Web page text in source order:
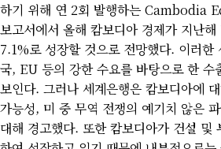
하기 위해 연 2회 발행하는 Cambodia
보고서에서 올해 캄보디아 경제가 지난
7.1%로 성장할 것으로 전망했다. 이러한
국, EU 등의 강한 수요를 바탕으로 한 수
보인다. 그러나 세계은행은 캄보디아에
가능성, 미 중 무역 전쟁의 예기치 않은
대해 경고했다. 또한 캄보디아가 건설 및